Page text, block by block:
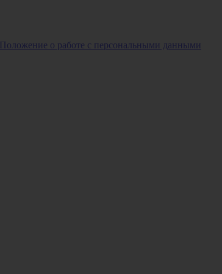
Положение о работе с персональными данными